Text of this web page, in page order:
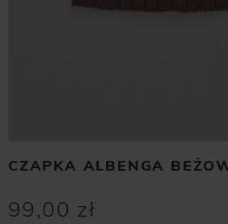
CZAPKA ALBENGA
99,00 zł